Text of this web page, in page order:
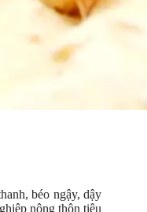
béo ngậy, dậy
nông thôn tiêu